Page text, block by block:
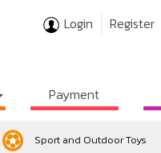
Login Register
Payment
Sport and Outdoor Toys